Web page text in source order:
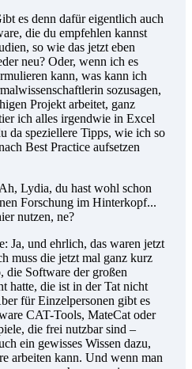
es denn dafür eigentlich auch
die du empfehlen kannst
so wie das jetzt eben
neu? Oder, wenn ich es
kann, was kann ich
sozusagen,
Projekt arbeitet, ganz
ich alles irgendwie in Excel
da speziellere Tipps, wie ich so
Best Practice aufsetzen
Lydia, du hast wohl schon
Forschung im Hinterkopf...
nutzen, ne?
Ja, und ehrlich, das waren jetzt
muss die jetzt mal ganz kurz
die Software der großen
hatte, die ist in der Tat nicht
für Einzelpersonen gibt es
CAT-Tools, MateCat oder
die frei nutzbar sind –
ein gewisses Wissen dazu,
arbeiten kann. Und wenn man